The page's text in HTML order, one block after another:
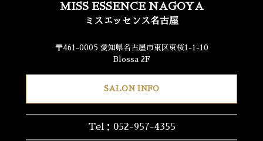
MISS ESSENCE NAGOYA
ミスエッセンス名古屋
〒461-0005 愛知県名古屋市東区東桜1-1-10
Blossa 2F
SALON INFO
Tel：052-957-4355